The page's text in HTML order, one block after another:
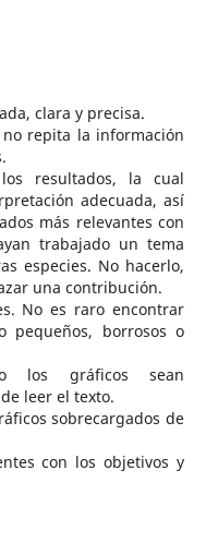
clara y precisa.
repita la información
resultados, la cual
adecuada, así
más relevantes con
trabajado un tema
especies. No hacerlo,
una contribución.
No es raro encontrar
pequeños, borrosos o
los gráficos sean
leer el texto.
sobrecargados de
con los objetivos y